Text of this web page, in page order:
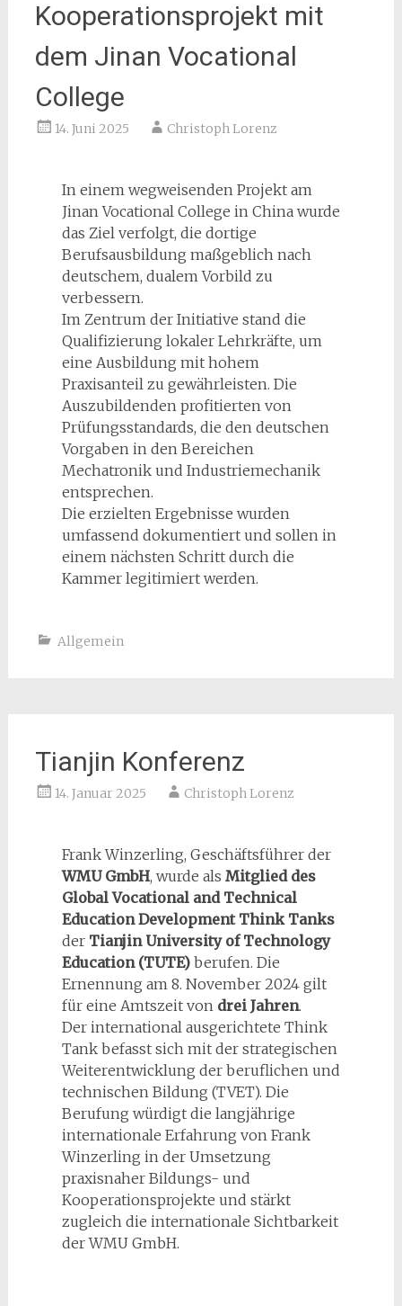
Kooperationsprojekt mit
dem Jinan Vocational
College
14. Juni 2025 Christoph Lorenz
In einem wegweisenden Projekt am
Jinan Vocational College in China wurde
das Ziel verfolgt, die dortige
Berufsausbildung maßgeblich nach
deutschem, dualem Vorbild zu
verbessern.
Im Zentrum der Initiative stand die
Qualifizierung lokaler Lehrkräfte, um
eine Ausbildung mit hohem
Praxisanteil zu gewährleisten. Die
Auszubildenden profitierten von
Prüfungsstandards, die den deutschen
Vorgaben in den Bereichen
Mechatronik und Industriemechanik
entsprechen.
Die erzielten Ergebnisse wurden
umfassend dokumentiert und sollen in
einem nächsten Schritt durch die
Kammer legitimiert werden.
Allgemein
Tianjin Konferenz
14. Januar 2025 Christoph Lorenz
Frank Winzerling, Geschäftsführer der
WMU GmbH, wurde als Mitglied des
Global Vocational and Technical
Education Development Think Tanks
der Tianjin University of Technology
Education(TUTE)berufen. Die
Ernennung am 8. November 2024 gilt
für eine Amtszeit von drei Jahren.
Der international ausgerichtete Think
Tank befasst sich mit der strategischen
Weiterentwicklung der beruflichen und
technischen Bildung (TVET). Die
Berufung würdigt die langjährige
internationale Erfahrung von Frank
Winzerling in der Umsetzung
praxisnaher Bildungs- und
Kooperationsprojekte und stärkt
zugleich die internationale Sichtbarkeit
der WMU GmbH.